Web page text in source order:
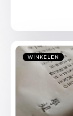
WINKELEN